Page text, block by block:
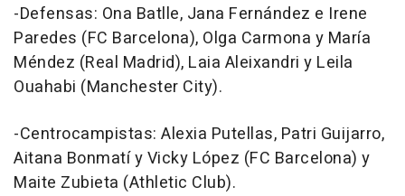
-Defensas: Ona Batlle, Jana Fernández e Irene
Paredes (FC Barcelona), Olga Carmona y María
Méndez (Real Madrid), Laia Aleixandri y Leila
Ouahabi (Manchester City).
-Centrocampistas: Alexia Putellas, Patri Guijarro,
Aitana Bonmatí y Vicky López (FC Barcelona) y
Maite Zubieta (Athletic Club).